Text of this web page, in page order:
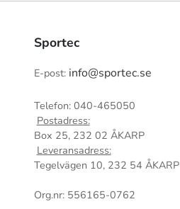
Sportec
E-post: info@sportec.se
Telefon: 040-465050
Postadress:
Box 25, 232 02 ÅKARP
Leveransadress:
Tegelvägen 10, 232 54 ÅKARP
Org.nr: 556165-0762